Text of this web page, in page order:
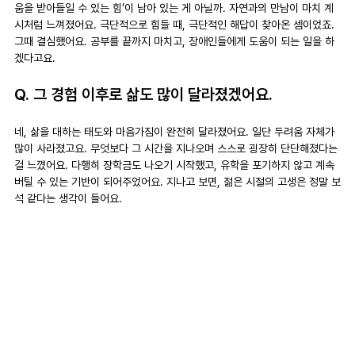
움을 받아들일 수 있는 힘’이 남아 있는 게 아닐까. 자연과의 만남이 마치 계
시처럼 느껴졌어요. 극단적으로 힘들 때, 극단적인 해답이 찾아온 셈이었죠.
그때 결심했어요. 공부를 끝까지 마치고, 장애인들에게 도움이 되는 일을 하
겠다고요.
Q. 그 경험 이후로 삶도 많이 달라졌겠어요.
네, 삶을 대하는 태도와 마음가짐이 완전히 달라졌어요. 일단 두려움 자체가
많이 사라졌고요. 무엇보다 그 시간을 지나오며 스스로 굉장히 단단해졌다는
걸 느꼈어요. 다행히 장학금도 나오기 시작했고, 유학을 포기하지 않고 계속
버틸 수 있는 기반이 되어주었어요. 지나고 보면, 젊은 시절의 고생은 정말 보
석 같다는 생각이 들어요.